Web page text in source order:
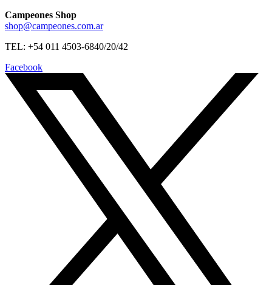
Campeones Shop
shop@campeones.com.ar
TEL: +54 011 4503-6840/20/42
Facebook